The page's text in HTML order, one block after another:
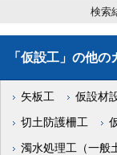
検索
「仮設工」の他の
矢板工 仮設材
切土防護柵工
濁水処理工（一般